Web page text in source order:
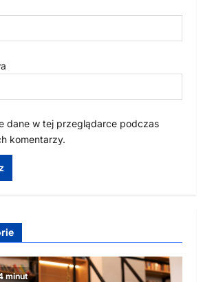
dane w tej przeglądarce podczas
komentarzy.
minut